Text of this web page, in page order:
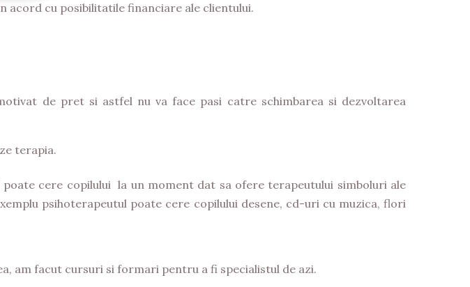
acord cu posibilitatile financiare ale clientului.
de pret si astfel nu va face pasi catre schimbarea si dezvoltarea
terapia.
cere copilului la un moment dat sa ofere terapeutului simboluri ale
psihoterapeutul poate cere copilului desene, cd-uri cu muzica, flori
am facut cursuri si formari pentru a fi specialistul de azi.